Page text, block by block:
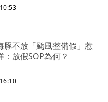
豚不放「颱風整備假」惹
放假SOP為何？